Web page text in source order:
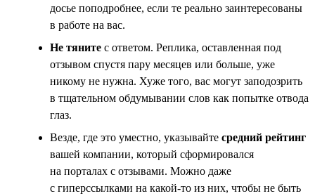
досье поподробнее, если те реально заинтересованы
в работе на вас.
Не тяните с ответом. Реплика, оставленная под
отзывом спустя пару месяцев или больше, уже
никому не нужна. Хуже того, вас могут заподозрить
в тщательном обдумывании слов как попытке отвода
глаз.
Везде, где это уместно, указывайте средний рейтинг
вашей компании, который сформировался
на порталах с отзывами. Можно даже
с гиперссылками на какой-то из них, чтобы не быть